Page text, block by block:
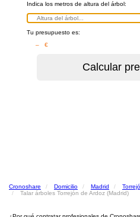
Indica los metros de altura del árbol:
Tu presupuesto es:
– €
Cronoshare Domicilio Madrid
Talar árboles Torrejón de Ardoz (Madrid)